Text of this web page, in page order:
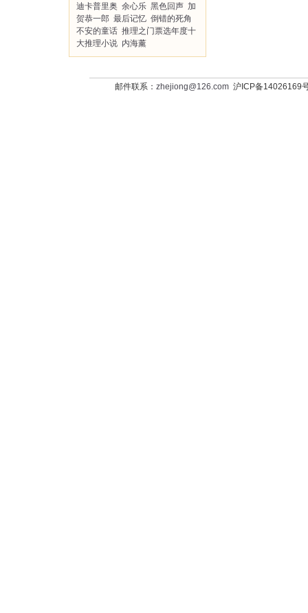
迪卡普里奥 余心乐 黑色回声 加
贺恭一郎 最后记忆 倒错的死角
不安的童话 推理之门票选年度十
大推理小说 内海薰
邮件联系： zhejiong@126.com沪ICP备14026169